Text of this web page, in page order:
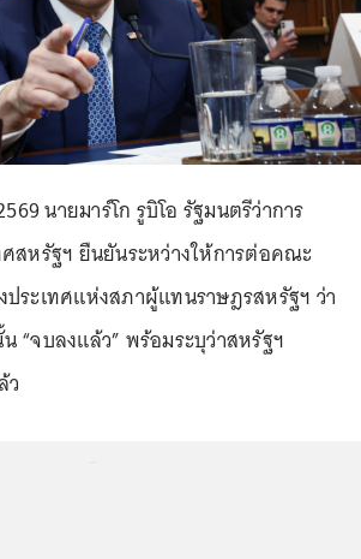
นายมาร์โก รูบิโอ รัฐมนตรีว่าการ
ศสหรัฐฯ ยืนยันระหว่างให้การต่อคณะ
ประเทศแห่งสภาผู้แทนราษฎรสหรัฐฯ ว่า
“จบลงแล้ว” พร้อมระบุว่าสหรัฐฯ
ว